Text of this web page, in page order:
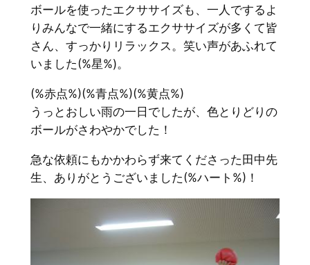
ボールを使ったエクササイズも、一人でするよ
りみんなで一緒にするエクササイズが多くて皆
さん、すっかりリラックス。笑い声があふれて
いました(%星%)。
(%赤点%)(%青点%)(%黄点%)
うっとおしい雨の一日でしたが、色とりどりの
ボールがさわやかでした！
急な依頼にもかかわらず来てくださった田中先
生、ありがとうございました(%ハート%)！